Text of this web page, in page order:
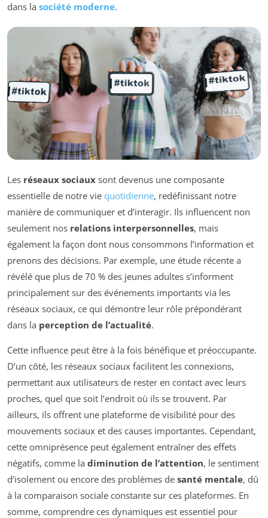
dans la société moderne.
Les réseaux sociaux sont devenus une composante
essentielle de notre vie quotidienne, redéfinissant notre
manière de communiquer et d’interagir. Ils influencent non
seulement nos relations interpersonnelles, mais
également la façon dont nous consommons l’information et
prenons des décisions. Par exemple, une étude récente a
révélé que plus de 70 % des jeunes adultes s’informent
principalement sur des événements importants via les
réseaux sociaux, ce qui démontre leur rôle prépondérant
dans la perception de l’actualité.
Cette influence peut être à la fois bénéfique et préoccupante.
D’un côté, les réseaux sociaux facilitent les connexions,
permettant aux utilisateurs de rester en contact avec leurs
proches, quel que soit l’endroit où ils se trouvent. Par
ailleurs, ils offrent une plateforme de visibilité pour des
mouvements sociaux et des causes importantes. Cependant,
cette omniprésence peut également entraîner des effets
négatifs, comme la diminution de l’attention, le sentiment
d’isolement ou encore des problèmes de santé mentale, dû
à la comparaison sociale constante sur ces plateformes. En
somme, comprendre ces dynamiques est essentiel pour